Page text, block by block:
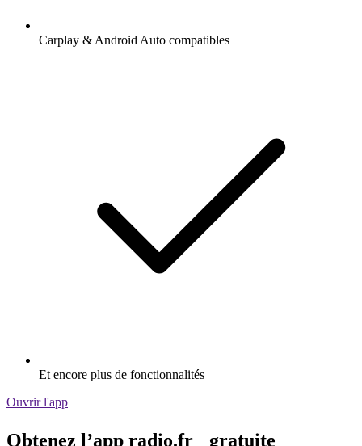
Carplay & Android Auto compatibles
Et encore plus de fonctionnalités
Ouvrir l'app
Obtenez l’app radio.fr gratuite